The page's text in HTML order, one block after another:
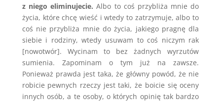
z niego eliminujecie.Albo to coś przybliża mnie do
życia, które chcę wieść i wtedy to zatrzymuje, albo to
coś nie przybliża mnie do życia, jakiego pragnę dla
siebie i rodziny, wtedy usuwam to coś niczym rak
[nowotwór]. Wycinam to bez żadnych wyrzutów
sumienia. Zapominam o tym już na zawsze.
Ponieważ prawda jest taka, że główny powód, że nie
robicie pewnych rzeczy jest taki, że boicie się oceny
innych osób, a te osoby, o których opinię tak bardzo